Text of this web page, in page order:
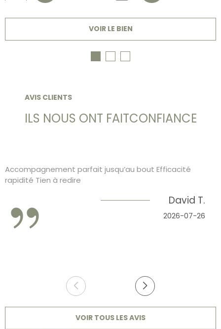
VOIR LE BIEN
AVIS CLIENTS
ILS NOUS ONT FAITCONFIANCE
Accompagnement parfait jusqu’au bout Efficacité
rapidité Tien à redire
David T.
2026-07-26
VOIR TOUS LES AVIS